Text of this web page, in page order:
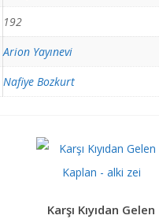
192
Arion Yayınevi
Nafiye Bozkurt
Karşı Kıyıdan Gelen